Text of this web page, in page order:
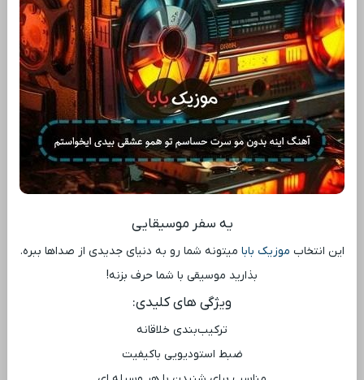
یه سفر موسیقایی
این انتخاب موزیک بابا میتونه شما رو به دنیای جدیدی از صداها ببره.
بذارید موسیقی با شما حرف بزنه!
ویژگی ‌های کلیدی:
ترکیب‌بندی خلاقانه
ضبط استودیویی باکیفیت